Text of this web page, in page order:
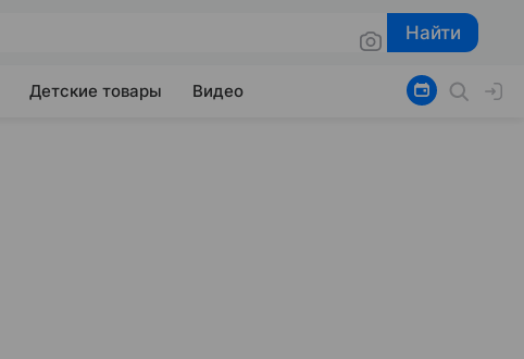
Найти
Найти
Детские товары Видео